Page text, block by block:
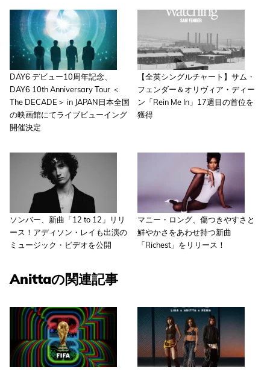
DAY6 デビュー10周年記念、
DAY6 10th Anniversary Tour ＜
The DECADE＞ in JAPAN日本全国
の映画館にてライブビューイング
開催決定
【全英シングルチャート】サム・
フェンダー＆オリヴィア・ディー
ン「Rein Me In」17週目の首位を
獲得
ソンバー、新曲「12 to 12」リリ
ース！アディソン・レイも出演の
ミュージック・ビデオを公開
マニー・ロング、傷つきやすさと
鮮やかさをあわせ持つ新曲
「Richest」をリリース！
Anittaの関連記事